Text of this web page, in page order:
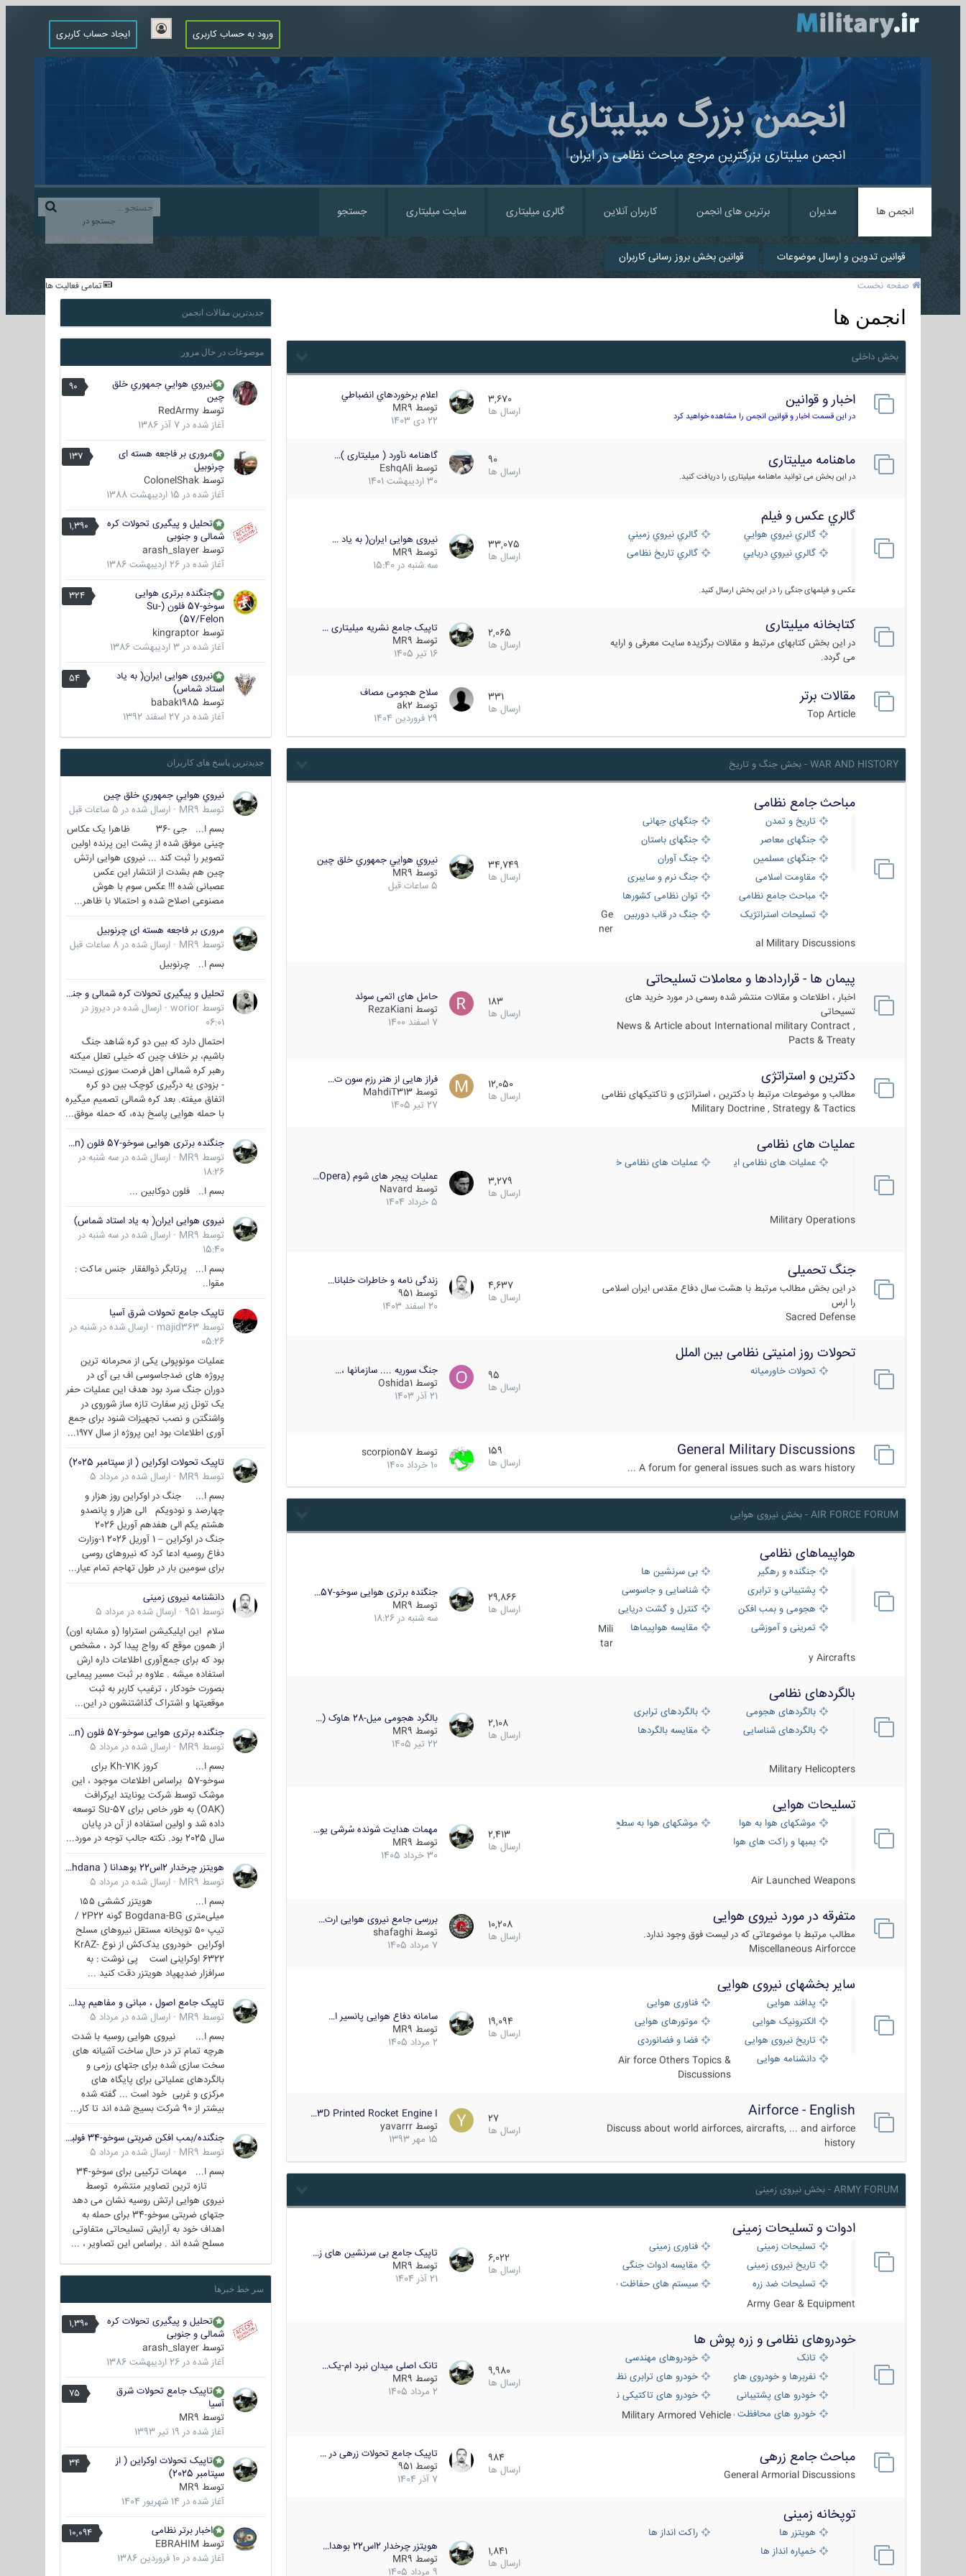
ورود به حساب کاربری ایجاد حساب کاربری
انجمن بزرگ میلیتاری
انجمن میلیتاری بزرگترین مرجع مباحث نظامی در ایران
جستجو در
انجمن ها مدیران برترین های انجمن کاربران آنلاین گالری میلیتاری سایت میلیتاری جستجو
قوانین تدوین و ارسال موضوعات قوانین بخش بروز رسانی کاربران
تمامی فعالیت ها صفحه نخست
انجمن ها
بخش داخلی
اخبار و قوانین
در این قسمت اخبار و قوانین انجمن را مشاهده خواهید کرد
3,670
ارسال ها
اعلام برخوردهاي انضباطي
توسط MR9
22 دی 1403
ماهنامه میلیتاری
در این بخش می توانید ماهنامه میلیتاری را دریافت کنید.
90
ارسال ها
گاهنامه نآورد ( میلیتاری )…
توسط EshqAli
30 اردیبهشت 1401
گالري عكس و فيلم
گالري نيروي هوايي
گالري نيروي زميني
گالري نيروي دريايي
گالري تاریخ نظامی
عکس و فیلمهای جنگی را در این بخش ارسال کنید.
33,075
ارسال ها
نیروی هوایی ایران( به یاد …
توسط MR9
سه شنبه در 15:40
کتابخانه میلیتاری
در این بخش کتابهای مرتبط و مقالات برگزیده سایت معرفی و ارایه
می گردد.
2,065
ارسال ها
تاپیک جامع نشریه میلیتاری …
توسط MR9
16 تیر 1405
مقالات برتر
Top Article
331
ارسال ها
سلاح هجومی مصاف
توسط ak2
29 فروردین 1404
WAR AND HISTORY - بخش جنگ و تاریخ
مباحث جامع نظامی
تاریخ و تمدن
جنگهای جهانی
جنگهای معاصر
جنگهای باستان
جنگهای مسلمین
جنگ آوران
مقاومت اسلامی
جنگ نرم و سایبری
مباحث جامع نظامی
توان نظامی کشورها
تسلیحات استراتژیک
جنگ در قاب دوربین
Ge
ner
al Military Discussions
34,749
ارسال ها
نيروي هوايي جمهوري خلق چين
توسط MR9
5 ساعات قبل
پیمان ها - قراردادها و معاملات تسلیحاتی
اخبار ، اطلاعات و مقالات منتشر شده رسمی در مورد خرید های
تسیحاتی
News & Article about International military Contract ,
Pacts & Treaty
183
ارسال ها
حامل های اتمی سوئد
توسط RezaKiani
7 اسفند 1400
دکترین و استراتژی
مطالب و موضوعات مرتبط با دکترین ، استراتژی و تاکتیکهای نظامی
Military Doctrine , Strategy & Tactics
12,050
ارسال ها
فراز هایی از هنر رزم سون ت…
توسط MahdiT313
27 تیر 1405
عملیات های نظامی
عملیات های نظامی ایران عملیات های نظامی خارجی
Military Operations
3,279
ارسال ها
عملیات پیجر های شوم (Opera…
توسط Navard
5 خرداد 1404
جنگ تحمیلی
در این بخش مطالب مرتبط با هشت سال دفاع مقدس ایران اسلامی
را ارس
Sacred Defense
4,637
ارسال ها
زندگی نامه و خاطرات خلبانا…
توسط 951
20 اسفند 1403
تحولات روز امنیتی نظامی بین الملل
تحولات خاورمیانه
95
ارسال ها
جنگ سوریه .... سازمانها ،…
توسط Oshida1
21 آذر 1403
General Military Discussions
A forum for general issues such as wars history ...
159
ارسال ها
توسط scorpion57
10 خرداد 1400
AIR FORCE FORUM - بخش نیروی هوایی
هواپیماهای نظامی
جنگنده و رهگیر
بی سرنشین ها
پشتیبانی و ترابری
شناسایی و جاسوسی
هجومی و بمب افکن
کنترل و گشت دریایی
تمرینی و آموزشی
مقایسه هواپیماها
Mili
tar
y Aircrafts
29,866
ارسال ها
جنگنده برتری هوایی سوخو-57…
توسط MR9
سه شنبه در 18:26
بالگردهای نظامی
بالگردهای هجومی
بالگردهای ترابری
بالگردهای شناسایی
مقایسه بالگردها
Military Helicopters
2,108
ارسال ها
بالگرد هجومی میل-28 هاوک (…
توسط MR9
22 تیر 1405
تسلیحات هوایی
موشکهای هوا به هوا
موشکهای هوا به سطح
بمبها و راکت های هوایی
Air Launched Weapons
2,413
ارسال ها
مهمات هدایت شونده سُرشی یو…
توسط MR9
30 خرداد 1405
متفرقه در مورد نیروی هوایی
مطالب مرتبط با موضوعاتی که در لیست فوق وجود ندارد.
Miscellaneous Airforcce
10,208
ارسال ها
بررسی جامع نیروی هوایی ارت…
توسط shafaghi
7 مرداد 1405
سایر بخشهای نیروی هوایی
پدافند هوایی
فناوری هوایی
الکترونیک هوایی
موتورهای هوایی
تاریخ نیروی هوایی
فضا و فضانوردی
دانشنامه هوایی
Air force Others Topics &
Discussions
19,094
ارسال ها
سامانه دفاع هوایی پانسیر ا…
توسط MR9
2 مرداد 1405
Airforce - English
Discuss about world airforces, aircrafts, ... and airforce
history
27
ارسال ها
3D Printed Rocket Engine I…
توسط yavarrr
15 مهر 1393
ARMY FORUM - بخش نیروی زمینی
ادوات و تسلیحات زمینی
تسلیحات زمینی
فناوری زمینی
تاریخ نیروی زمینی
مقایسه ادوات جنگی
تسلیحات ضد زره
سیستم های حفاظت فعال
Army Gear & Equipment
6,022
ارسال ها
تاپیک جامع بی سرنشین های ز…
توسط MR9
21 آذر 1404
خودروهای نظامی و زره پوش ها
تانک
خودروهای مهندسی
نفربرها و خودروی های رزمی پیاده نظامخودرو های ترابری نظامی
خودرو های پشتیبانی آتش ، شناسایی و ضد تانک
خودرو های تاکتیکی نظامی
خودرو های محافظت شدهMilitary Armored Vehicle
9,980
ارسال ها
تانک اصلی میدان نبرد ام-یک…
توسط MR9
2 مرداد 1405
مباحث جامع زرهی
General Armorial Discussions
984
ارسال ها
تاپیک جامع تحولات زرهی در …
توسط 951
7 آذر 1404
توپخانه زمینی
هویتزر ها
راکت انداز ها
خمپاره انداز ها
1,841
ارسال ها
هویتزر چرخدار 2اس22 بوهدا…
توسط MR9
9 مرداد 1405
جدیدترین مقالات انجمن
موضوعات در حال مرور
90
نيروي هوايي جمهوري خلق
چين
توسط RedArmy
آغاز شده در 7 آذر 1386
137
مروری بر فاجعه هسته ای
چرنوبیل
توسط ColonelShak
آغاز شده در 15 اردیبهشت 1388
1,390
تحلیل و پیگیری تحولات کره
شمالی و جنوبی
توسط arash_slayer
آغاز شده در 26 اردیبهشت 1386
324
جنگنده برتری هوایی
سوخو-57 فلون (Su-
57/Felon)
توسط kingraptor
آغاز شده در 3 اردیبهشت 1386
54
نیروی هوایی ایران( به یاد
استاد شماس)
توسط babak1985
آغاز شده در 27 اسفند 1392
جدیدترین پاسخ های کاربران
نيروي هوايي جمهوري خلق چين
توسط MR9
· ارسال شده در 5 ساعات قبل
بسم ا... جی -36 ظاهرا یک عکاس
چینی موفق شده از پشت این پرنده اولین
تصویر را ثبت کند ... نیروی هوایی ارتش
چین هم بشدت از انتشار این عکس
عصبانی شده !!! عکس سوم با هوش
مصنوعی اصلاح شده و احتمالا با ظاهر...
مروری بر فاجعه هسته ای چرنوبیل
توسط MR9
· ارسال شده در 8 ساعات قبل
بسم ا.. چرنوبیل
تحلیل و پیگیری تحولات کره شمالی و جنوبی
توسط worior
· ارسال شده در دیروز در
06:01
احتمال دارد که بین دو کره شاهد جنگ
باشیم، بر خلاف چین که خیلی تعلل میکنه
رهبر کره شمالی اهل فرصت سوزی نیست:
- بزودی یه درگیری کوچک بین دو کره
اتفاق میفته. بعد کره شمالی تصمیم میگیره
با حمله هوایی پاسخ بده، که حمله موفق...
جنگنده برتری هوایی سوخو-57 فلون (Su-57/Felon)
توسط MR9
· ارسال شده در سه شنبه در
18:26
بسم ا.. فلون دوکابین ...
نیروی هوایی ایران( به یاد استاد شماس)
توسط MR9
· ارسال شده در سه شنبه در
15:40
بسم ا... پرتابگر ذوالفقار جنس ماکت :
مقوا..
تاپیک جامع تحولات شرق آسیا
توسط majid363
· ارسال شده در شنبه در
05:26
عملیات مونوپولی یکی از محرمانه ترین
پروژه های ضدجاسوسی اف بی آی در
دوران جنگ سرد بود هدف این عملیات حفر
یک تونل زیر سفارت تازه ساز شوروی در
واشنگتن و نصب تجهیزات شنود برای جمع
آوری اطلاعات بود این پروژه از سال ۱۹۷۷...
تاپیک تحولات اوکراین ( از سپتامبر 2025)
توسط MR9
· ارسال شده در مرداد 5
بسم ا... جنگ در اوکراین روز هزار و
چهارصد و نودویکم الی هزار و پانصدو
هشتم یکم الی هفدهم آوریل 2026
جنگ در اوکراین – 1 آوریل 2026 1-وزارت
دفاع روسیه ادعا کرد که نیروهای روسی
برای سومین بار در طول تهاجم تمام عیار...
دانشنامه نیروی زمینی
توسط 951
· ارسال شده در مرداد 5
سلام این اپلیکیشن استراوا (و مشابه اون)
از همون موقع که رواج پیدا کرد ، مشخص
بود که برای جمع‌آوری اطلاعات داره ارش
استفاده میشه . علاوه بر ثبت مسیر پیمایی
بصورت خودکار ، ترغیب کاربر به ثبت
موقعیتها و اشتراک‌ گذاشتنشون در این...
جنگنده برتری هوایی سوخو-57 فلون (Su-57/Felon)
توسط MR9
· ارسال شده در مرداد 5
بسم ا... کروز Kh-71K برای
سوخو-57 براساس اطلاعات موجود ، این
موشک توسط شرکت یونایتد ایرکرافت
(OAK) به طور خاص برای Su-57 توسعه
داده شد و اولین استفاده از آن در پایان
سال 2025 بود. نکته جالب توجه در مورد...
هویتزر چرخدار 2اس22 بوهدانا ( wheeled howitzer 2S22 Bohdana )
توسط MR9
· ارسال شده در مرداد 5
بسم ا... هویتزر کششی ۱۵۵
میلی‌متری Bogdana-BG گونه 2P22 /
تیپ ۵۰ توپخانه مستقل نیروهای مسلح
اوکراین خودروی یدک‌کش از نوع KrAZ-
6322 اوکراینی است پی نوشت : به
سرافزار ضدپهپاد هویتزر دقت کنید ...
تاپیک جامع اصول ، مبانی و مفاهیم پدافند غیر عامل
توسط MR9
· ارسال شده در مرداد 5
بسم ا... نیروی هوایی روسیه با شدت
هرچه تمام تر در حال ساخت آشیانه های
سخت سازی شده برای جتهای رزمی و
بالگردهای عملیاتی برای پایگاه های
مرکزی و غربی خود است ... گفته شده
بیشتر از 90 شرکت بسیج شده اند تا کار...
جنگنده/بمب افکن ضربتی سوخو-34 فولبک ( Sukhoi Su-34/Fullback)
توسط MR9
· ارسال شده در مرداد 5
بسم ا... مهمات ترکیبی برای سوخو-34
تازه ترین تصاویر منتشره توسط
نیروی هوایی ارتش روسیه نشان می دهد
جتهای ضربتی سوخو-34 برای حمله به
اهداف خود به آرایش تسلیحاتی متفاوتی
مسلح شده اند . براساس این تصاویر ، ...
سر خط خبرها
1,390
تحلیل و پیگیری تحولات کره
شمالی و جنوبی
توسط arash_slayer
آغاز شده در 26 اردیبهشت 1386
75
تاپیک جامع تحولات شرق
آسیا
توسط MR9
آغاز شده در 19 تیر 1393
34
تاپیک تحولات اوکراین ( از
سپتامبر 2025)
توسط MR9
آغاز شده در 14 شهریور 1404
10,094
اخبار برتر نظامی
توسط EBRAHIM
آغاز شده در 10 فروردین 1386